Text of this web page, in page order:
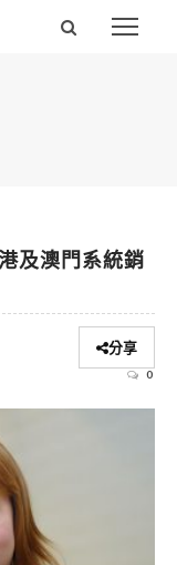
及澳門系統銷
分享
0